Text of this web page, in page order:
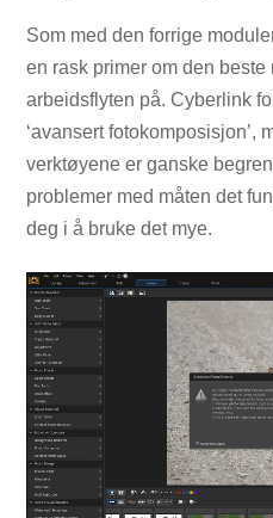
Som med den forrige
en rask primer om den
arbeidsflyten på. Cyberlink
‘avansert fotokomposisjon’,
verktøyene er ganske
problemer med måten det
deg i å bruke det mye.